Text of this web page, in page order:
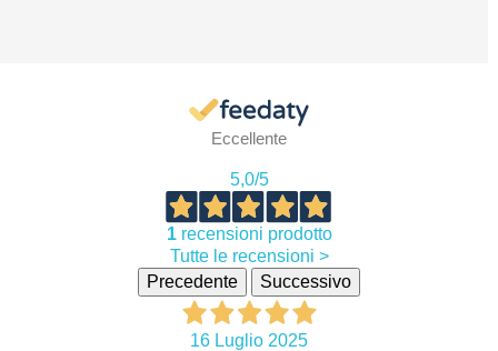
Eccellente
5,0/5
1recensioni prodotto
Tutte le recensioni >
Precedente
Successivo
16 Luglio 2025